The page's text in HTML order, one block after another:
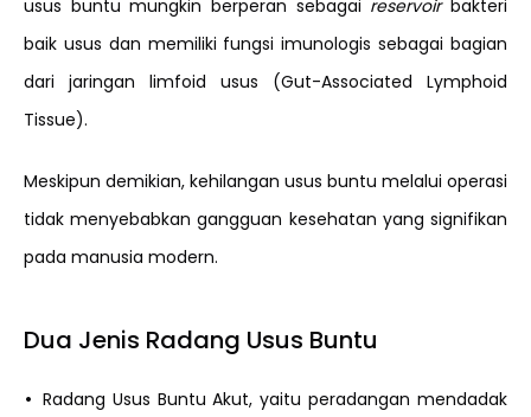
usus buntu mungkin berperan sebagai reservoirbakteri
baik usus dan memiliki fungsi imunologis sebagai bagian
dari jaringan limfoid usus (Gut-Associated Lymphoid
Tissue).
Meskipun demikian, kehilangan usus buntu melalui operasi
tidak menyebabkan gangguan kesehatan yang signifikan
pada manusia modern.
Dua Jenis Radang Usus Buntu
• Radang Usus Buntu Akut, yaitu peradangan mendadak